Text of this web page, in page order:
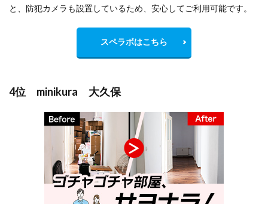
と、防犯カメラも設置しているため、安心してご利用可能です。
スペラボはこちら
4位 minikura 大久保